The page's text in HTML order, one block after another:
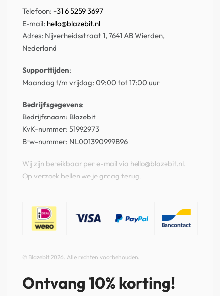
Telefoon: +31 6 5259 3697
E-mail: hello@blazebit.nl
Adres: Nijverheidsstraat 1, 7641 AB Wierden,
Nederland
Supporttijden:
Maandag t/m vrijdag: 09:00 tot 17:00 uur
Bedrijfsgegevens:
Bedrijfsnaam: Blazebit
KvK-nummer: 51992973
Btw-nummer: NL001390999B96
Wij zijn bereikbaar per e-mail via hello@blazebit.nl.
Op verzoek bellen we je graag terug.
© Blazebit 2026. Alle rechten voorbehouden.
Ontvang 10% korting!